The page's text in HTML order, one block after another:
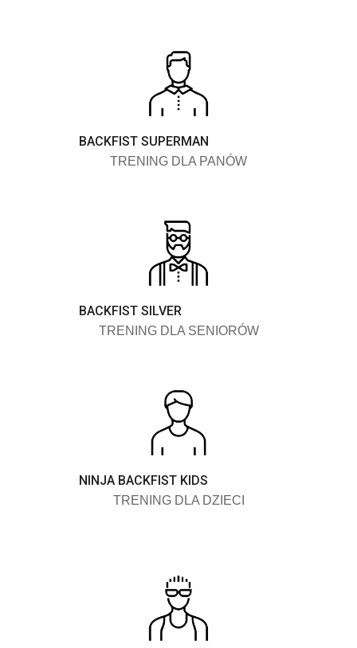
BACKFIST SUPERMAN
TRENING DLA PANÓW
BACKFIST SILVER
TRENING DLA SENIORÓW
NINJA BACKFIST KIDS
TRENING DLA DZIECI